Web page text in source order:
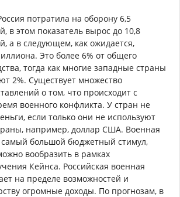
потратила на оборону 6,5
в этом показатель вырос до 10,8
а в следующем, как ожидается,
Это более 6% от общего
тогда как многие западные страны
2%. Существует множество
о том, что происходит с
военного конфликта. У стран не
если только они не используют
например, доллар США. Военная
большой бюджетный стимул,
вообразить в рамках
Кейнса. Российская военная
на пределе возможностей и
огромные доходы. По прогнозам, в